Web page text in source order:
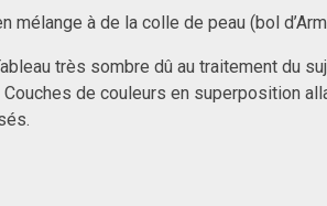
à de la colle de peau (bol
très sombre dû au traitement du
de couleurs en superposition